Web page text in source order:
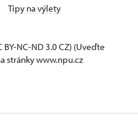
Tipy na výlety
BY-NC-ND 3.0 CZ) (Uveďte
stránky www.npu.cz